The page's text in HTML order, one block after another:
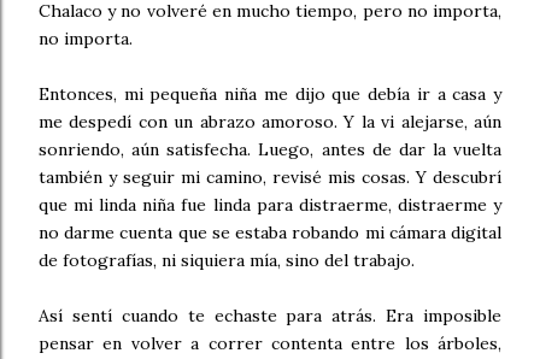
Chalaco y no volveré en mucho tiempo, pero no importa,
no importa.
Entonces, mi pequeña niña me dijo que debía ir a casa y
me despedí con un abrazo amoroso. Y la vi alejarse, aún
sonriendo, aún satisfecha. Luego, antes de dar la vuelta
también y seguir mi camino, revisé mis cosas. Y descubrí
que mi linda niña fue linda para distraerme, distraerme y
no darme cuenta que se estaba robando mi cámara digital
de fotografías, ni siquiera mía, sino del trabajo.
Así sentí cuando te echaste para atrás. Era imposible
pensar en volver a correr contenta entre los árboles,